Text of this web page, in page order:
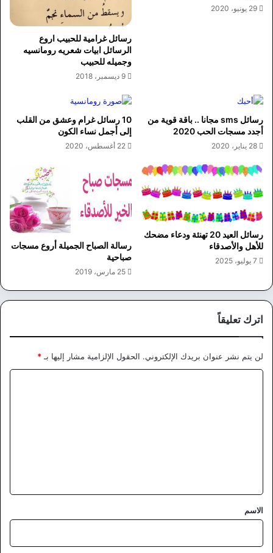
29 يونيو، 2020
رسائل غرامية للحبيب اروع
الرسائل ابيات شعريه رومانسيه
وجميله للحبيب
9 ديسمبر، 2018
رسائل sms مجانا .. باقة قوية من
أجدد مسجات الحب 2020
28 يناير، 2020
10 رسائل غرام وعشق من القلب
إلى أجمل نساء الكون
22 أغسطس، 2020
رسائل العيد 20 تهنئة ودعاء مضحك
للأهل والأصدقاء
7 يوليو، 2025
رسالة الصباح الجميلة أروع مسجات
صباحية
25 مارس، 2019
اترك تعليقاً
لن يتم نشر عنوان بريدك الإلكتروني. الحقول الإلزامية مشار إليها بـ *
*
الاسم